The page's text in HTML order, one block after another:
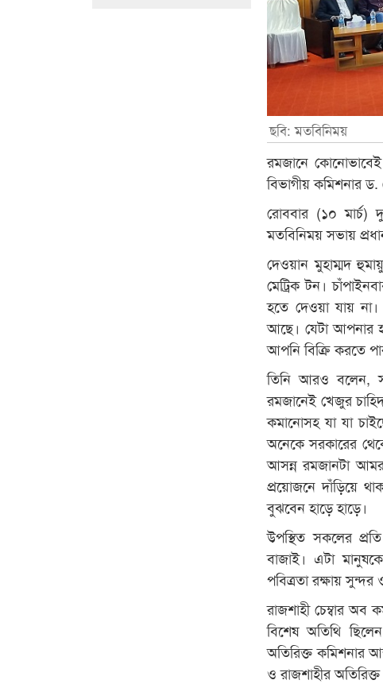
ছবি: মতবিনিময়
রমজানে
বিভাগীয় কমিশনার
রোববার (১০ মার্চ)
মতবিনিময় সভায়
দেওয়ান মুহাম্মদ
মেট্রিক টন।
হতে দেওয়া যায়
আছে। যেটা আপনার
আপনি বিক্রি করতে
তিনি আরও বলেন,
রমজানেই খেজুর
কমানোসহ যা যা
অনেকে সরকারের
আসন্ন রমজানটা
প্রয়োজনে দাঁড়িয়ে
বুঝবেন হাড়ে হাড়ে।
উপস্থিত সকলের
বাজাই। এটা
পবিত্রতা রক্ষায় সুন্দর
রাজশাহী চেম্বার অব
বিশেষ অতিথি
অতিরিক্ত কমিশনার
ও রাজশাহীর